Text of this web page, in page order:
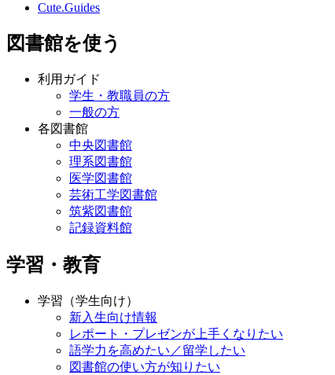
Cute.Guides
図書館を使う
利用ガイド
学生・教職員の方
一般の方
各図書館
中央図書館
理系図書館
医学図書館
芸術工学図書館
筑紫図書館
記録資料館
学習・教育
学習（学生向け）
新入生向け情報
レポート・プレゼンが上手くなりたい
語学力を高めたい／留学したい
図書館の使い方が知りたい